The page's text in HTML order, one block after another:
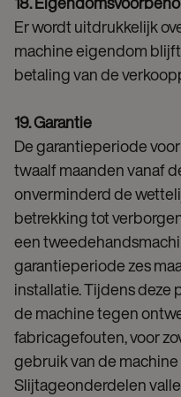
Er wordt uitdrukkelijk
machine eigendom
betaling van de
19. Garantie
De garantieperiode
twaalf maanden vanaf
onverminderd de
betrekking tot
een
garantieperiode zes
installatie. Tijdens deze
de machine tegen
fabricagefouten, voor
gebruik van de
Slijtageonderdelen